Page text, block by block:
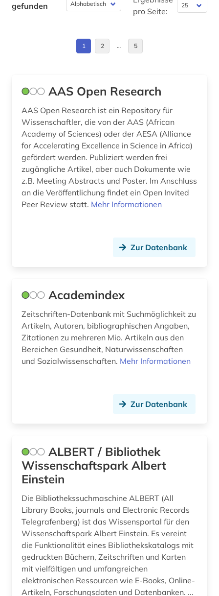
elektrotechnik (3)
eth zürich (1)
europa (3)
europäische normen (1)
evaluation (1)
evolutionsökologie mariner fische (1)
fachliteratur und software (1)
fachportal (1)
forschung (3)
forschungsdaten (2)
forschungsdatenrepositorium (1)
forschungsprojekt (1)
gebrauchsmuster (2)
gebrauchsmusteranmeldung (1)
geisteswissenschaften (5)
geografie (2)
geographische daten (1)
geologie (1)
geophysik (1)
gefunden
pro Seite:
1 2 … 5
AAS Open Research
AAS Open Research ist ein Repository für
Wissenschaftler, die von der AAS (African
Academy of Sciences) oder der AESA (Alliance
for Accelerating Excellence in Science in Africa)
gefördert werden. Publiziert werden frei
zugängliche Artikel, aber auch Dokumente wie
z.B. Meeting Abstracts und Poster. Im Anschluss
an die Veröffentlichung findet ein Open Invited
Peer Review statt. Mehr Informationen
Zur Datenbank
Academindex
Zeitschriften-Datenbank mit Suchmöglichkeit zu
Artikeln, Autoren, bibliographischen Angaben,
Zitationen zu mehreren Mio. Artikeln aus den
Bereichen Gesundheit, Naturwissenschaften
und Sozialwissenschaften. Mehr Informationen
Zur Datenbank
ALBERT / Bibliothek
Wissenschaftspark Albert
Einstein
Die Bibliothekssuchmaschine ALBERT (All
Library Books, journals and Electronic Records
Telegrafenberg) ist das Wissensportal für den
Wissenschaftspark Albert Einstein. Es vereint
die Funktionalität eines Bibliothekskatalogs mit
gedruckten Büchern, Zeitschriften und Karten
mit vielfältigen und umfangreichen
elektronischen Ressourcen wie E-Books, Online-
Artikeln, Forschungsdaten und Datenbanken. ...